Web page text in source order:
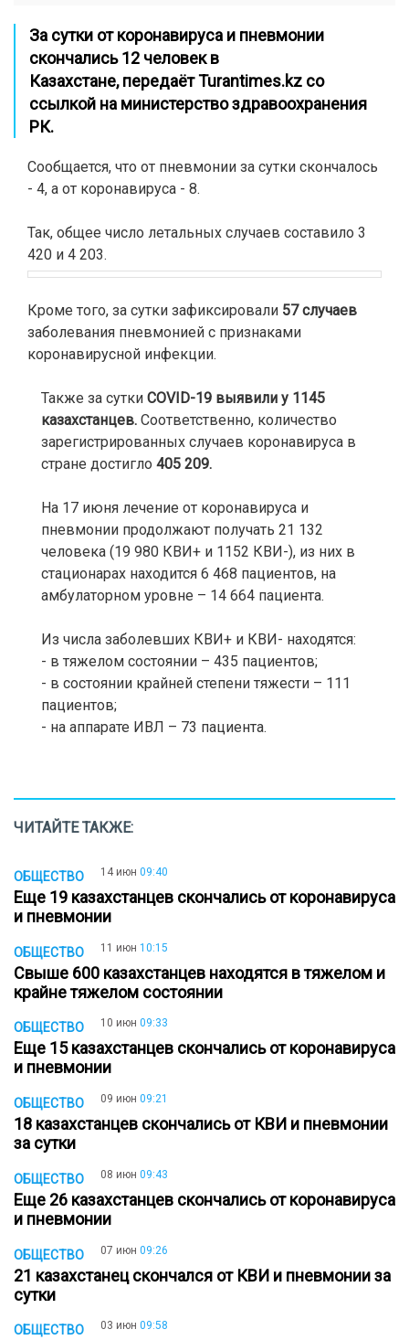
За сутки от коронавируса и пневмонии
скончались 12 человек в
Казахстане,передаётTurantimes.kz со
ссылкой на министерство здравоохранения
РК.
Сообщается, что от пневмонии за сутки скончалось
- 4, а от коронавируса - 8.
Так, общее число летальных случаев составило 3
420 и 4 203.
Кроме того, за сутки зафиксировали 57 случаев
заболевания пневмонией с признаками
коронавирусной инфекции.
Также за сутки COVID-19 выявили у 1145
казахстанцев. Соответственно, количество
зарегистрированных случаев коронавируса в
стране достигло 405 209.
На 17 июня лечение от коронавируса и
пневмонии продолжают получать 21 132
человека (19 980 КВИ+ и 1152 КВИ-), из них в
стационарах находится 6 468 пациентов, на
амбулаторном уровне – 14 664 пациента.
Из числа заболевших КВИ+ и КВИ- находятся:
- в тяжелом состоянии – 435 пациентов;
- в состоянии крайней степени тяжести – 111
пациентов;
- на аппарате ИВЛ – 73 пациента.
ЧИТАЙТЕ ТАКЖЕ:
ОБЩЕСТВО 14 июн 09:40
Еще 19 казахстанцев скончались от коронавируса
и пневмонии
ОБЩЕСТВО 11 июн 10:15
Свыше 600 казахстанцев находятся в тяжелом и
крайне тяжелом состоянии
ОБЩЕСТВО 10 июн 09:33
Еще 15 казахстанцев скончались от коронавируса
и пневмонии
ОБЩЕСТВО 09 июн 09:21
18 казахстанцев скончались от КВИ и пневмонии
за сутки
ОБЩЕСТВО 08 июн 09:43
Еще 26 казахстанцев скончались от коронавируса
и пневмонии
ОБЩЕСТВО 07 июн 09:26
21 казахстанец скончался от КВИ и пневмонии за
сутки
ОБЩЕСТВО 03 июн 09:58